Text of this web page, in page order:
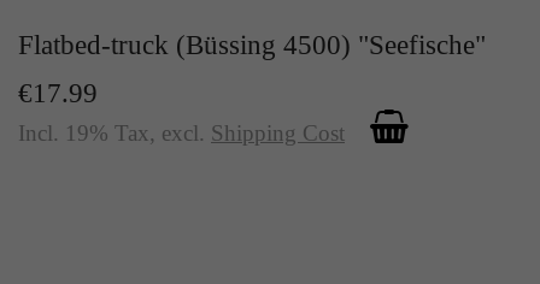
Flatbed-truck (Büssing 4500) "Seefische"
€17.99
Incl. 19% Tax, excl. Shipping Cost